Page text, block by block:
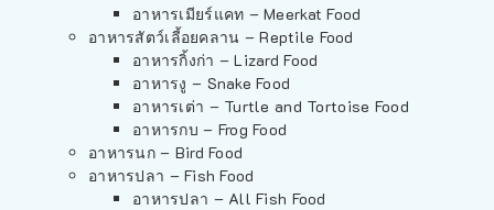
อาหารเมียร์แคท – Meerkat Food
อาหารสัตว์เลี้อยคลาน – Reptile Food
อาหารกิ้งก่า – Lizard Food
อาหารงู – Snake Food
อาหารเต่า – Turtle and Tortoise Food
อาหารกบ – Frog Food
อาหารนก – Bird Food
อาหารปลา – Fish Food
อาหารปลา – All Fish Food